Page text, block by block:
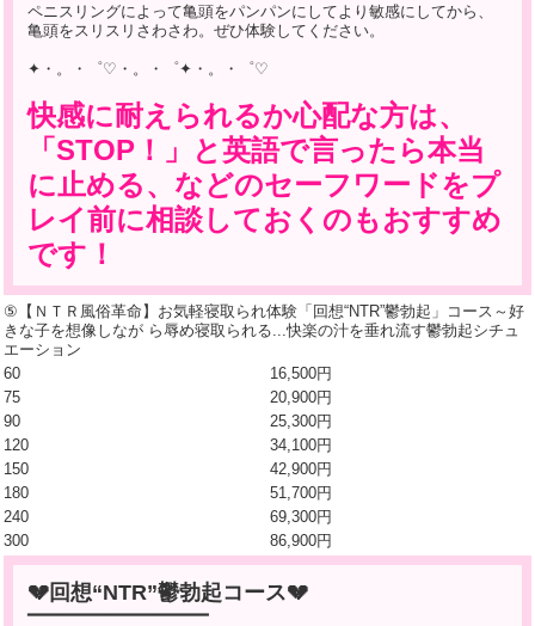
ペニスリングによって亀頭をパンパンにしてより敏感にしてから、
亀頭をスリスリさわさわ。ぜひ体験してください。
✦・。・゜♡・。・゜✦・。・゜♡
快感に耐えられるか心配な方は、
「STOP！」と英語で言ったら本当
に止める、などのセーフワードをプ
レイ前に相談しておくのもおすすめ
です！
⑤【ＮＴＲ風俗革命】お気軽寝取られ体験「回想“NTR”鬱勃起」コース～好
きな子を想像しなが ら辱め寝取られる...快楽の汁を垂れ流す鬱勃起シチュ
エーション
60
16,500円
75
20,900円
90
25,300円
120
34,100円
150
42,900円
180
51,700円
240
69,300円
300
86,900円
💔回想“NTR”鬱勃起コース💔
━━━━━━━━━━━━━━━━━━━